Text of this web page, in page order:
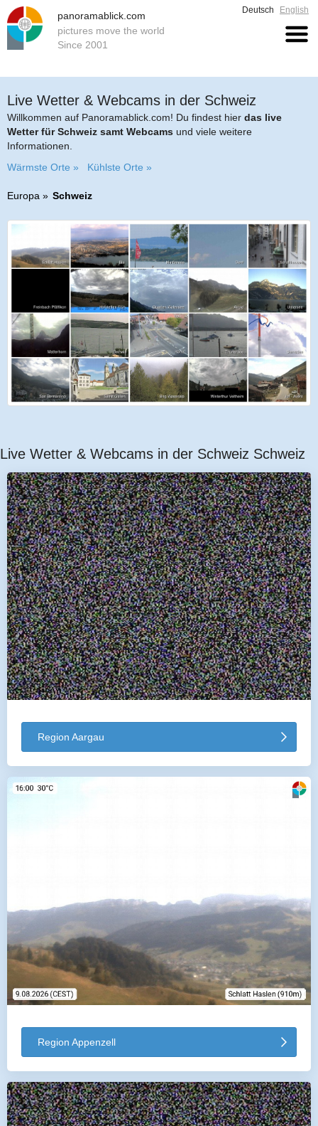
panoramablick.com
pictures move the world
Since 2001
Deutsch English
Live Wetter & Webcams in der Schweiz
Willkommen auf Panoramablick.com! Du findest hier das live
Wetter für Schweiz samt Webcams und viele weitere
Informationen.
Wärmste Orte »
Kühlste Orte »
Europa Schweiz
Live Wetter & Webcams in der Schweiz Schweiz
Region Aargau
Region Appenzell